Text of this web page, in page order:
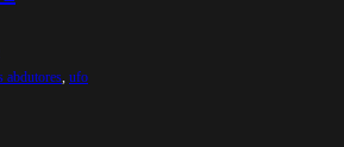
abdutores ufo